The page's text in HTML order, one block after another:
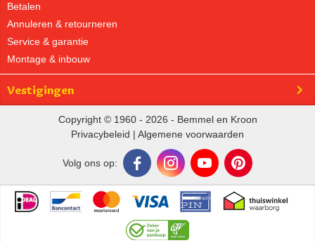
Betalen
Annuleren & retourneren
Service & garantie
Montage & inbouw
Vestigingen
Copyright © 1960 - 2026 - Bemmel en Kroon
Privacybeleid | Algemene voorwaarden
Volg ons op: